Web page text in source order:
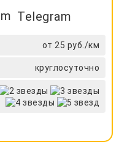
Telegram
от 25 руб./км
круглосуточно